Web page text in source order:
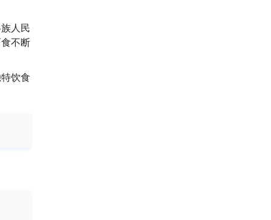
人民
不断
饮食